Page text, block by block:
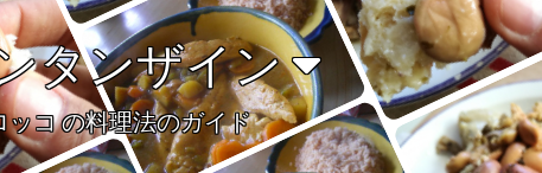
タンザイン
ッコ の料理法のガイド